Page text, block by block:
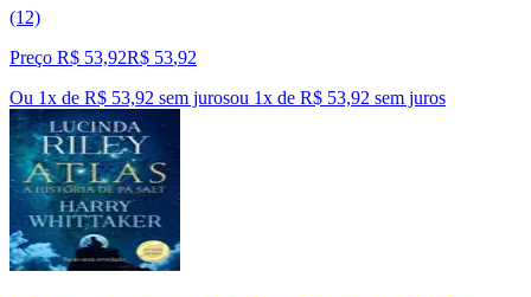
(12)
Preço R$ 53,92R$ 53,92
Ou 1x de R$ 53,92 sem jurosou 1x de R$ 53,92 sem juros